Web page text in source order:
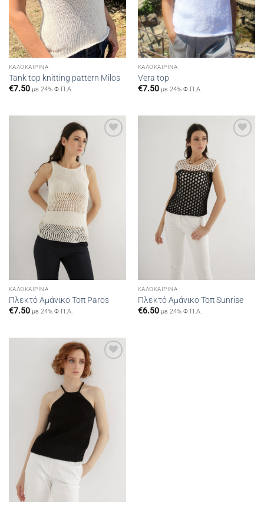
ΚΑΛΟΚΑΙΡΙΝΆ
Tank top knitting pattern Milos
€7.50 με 24% Φ.Π.Α.
ΚΑΛΟΚΑΙΡΙΝΆ
Vera top
€7.50 με 24% Φ.Π.Α.
ΚΑΛΟΚΑΙΡΙΝΆ
Πλεκτό Αμάνικο Τοπ Paros
€7.50 με 24% Φ.Π.Α.
ΚΑΛΟΚΑΙΡΙΝΆ
Πλεκτό Αμάνικο Τοπ Sunrise
€6.50 με 24% Φ.Π.Α.